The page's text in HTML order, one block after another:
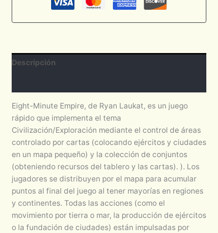
Descripción
Eight-Minute Empire, de Ryan Laukat, es un juego
rápido que implementa el tema
Civilización/Exploración mediante el control de áreas
controlado por cartas (colocando ejércitos y ciudades
en un mapa pequeño) y la colección de conjuntos
(obteniendo recursos del tablero y las cartas). ). Los
jugadores se distribuyen por el mapa para acumular
puntos al final del juego al tener mayorías en regiones
y continentes. Todas las acciones (como el
movimiento por tierra o mar, la producción de ejércitos
o la fundación de ciudades) están impulsadas por